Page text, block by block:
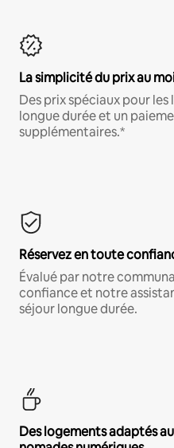
La simplicité du prix au
Des prix spéciaux pour
longue durée et un
supplémentaires.*
Réservez en toute
Évalué par notre
confiance et notre
séjour longue durée.
Des logements adaptés